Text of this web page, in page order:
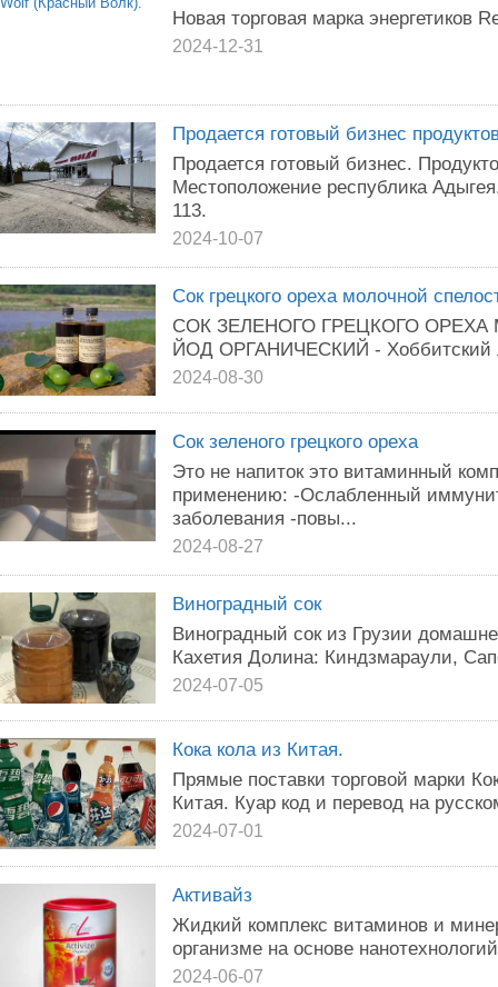
Новая торговая марка энергетиков
2024-12-31
Продается готовый бизнес
Продается готовый бизнес.
Местоположение республика
113.
2024-10-07
Сок грецкого ореха молочной
СОК ЗЕЛЕНОГО ГРЕЦКОГО
ЙОД ОРГАНИЧЕСКИЙ - Хоббитский
2024-08-30
Сок зеленого грецкого ореха
Это не напиток это витаминный
применению: -Ослабленный
заболевания -повы...
2024-08-27
Виноградный сок
Виноградный сок из Грузии
Кахетия Долина: Киндзмараули,
2024-07-05
Кока кола из Китая.
Прямые поставки торговой марки
Китая. Куар код и перевод на
2024-07-01
Активайз
Жидкий комплекс витаминов и
организме на основе
2024-06-07